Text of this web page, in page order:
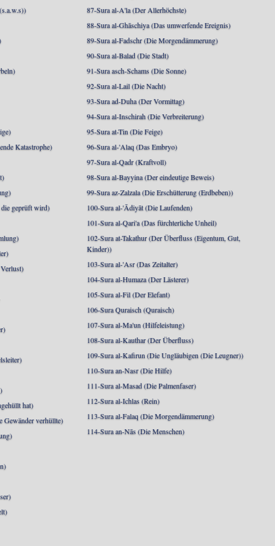
Katastrophe)
geprüft wird)
hat)
Gewänder verhüllte)
87-Sura al-A'la (Der Allerhöchste)
88-Sura al-Ghāschiya (Das umwerfende Ereignis)
89-Sura al-Fadschr (Die Morgendämmerung)
90-Sura al-Balad (Die Stadt)
91-Sura asch-Schams (Die Sonne)
92-Sura al-Lail (Die Nacht)
93-Sura ad-Duha (Der Vormittag)
94-Sura al-Inschirah (Die Verbreiterung)
95-Sura at-Tin (Die Feige)
96-Sura al-'Alaq (Das Embryo)
97-Sura al-Qadr (Kraftvoll)
98-Sura al-Bayyina (Der eindeutige Beweis)
99-Sura az-Zalzala (Die Erschütterung (Erdbeben))
100-Sura al-'Ādiyāt (Die Laufenden)
101-Sura al-Qari'a (Das fürchterliche Unheil)
102-Sura at-Takathur (Der Überfluss (Eigentum, Gut,
Kinder))
103-Sura al-'Asr (Das Zeitalter)
104-Sura al-Humaza (Der Lästerer)
105-Sura al-Fil (Der Elefant)
106-Sura Quraisch (Quraisch)
107-Sura al-Ma'un (Hilfeleistung)
108-Sura al-Kauthar (Der Überfluss)
109-Sura al-Kafirun (Die Ungläubigen (Die Leugner))
110-Sura an-Nasr (Die Hilfe)
111-Sura al-Masad (Die Palmenfaser)
112-Sura al-Ichlas (Rein)
113-Sura al-Falaq (Die Morgendämmerung)
114-Sura an-Nās (Die Menschen)